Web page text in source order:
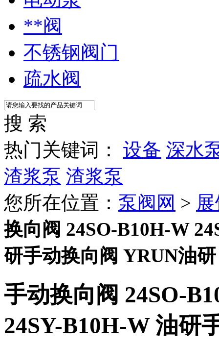
**阀
不锈钢阀门
疏水阀
搜 索
热门关键词： 设备 深水
渣浆泵 渣浆泵
您所在位置： 泵阀网 >
换向阀 24SO-B10H-W
研手动换向阀 YRUN油研
手动换向阀 24SO-
24SY-B10H-W 油研